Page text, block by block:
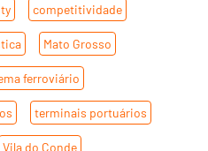
competitividade
Mato Grosso
ferroviário
terminais portuários
Vila do Conde